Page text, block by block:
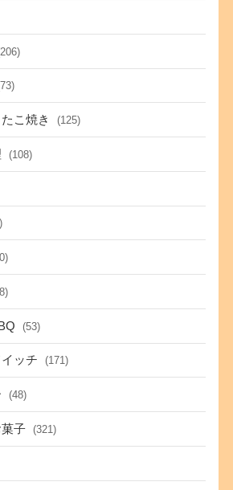
こ焼き (125)
(108)
(53)
ッチ (171)
(48)
子 (321)